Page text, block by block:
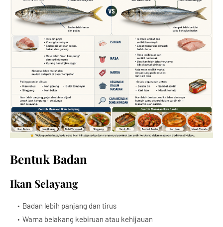
Bentuk Badan
Ikan Selayang
Badan lebih panjang dan tirus
Warna belakang kebiruan atau kehijauan